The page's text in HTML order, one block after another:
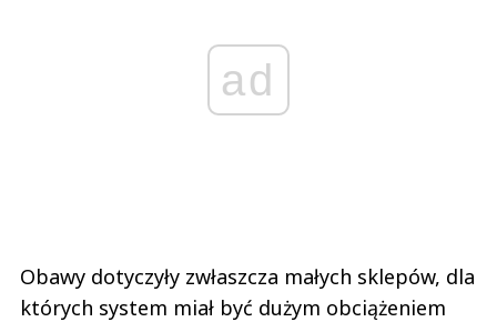
ad
Obawy dotyczyły zwłaszcza małych sklepów, dla
których system miał być dużym obciążeniem